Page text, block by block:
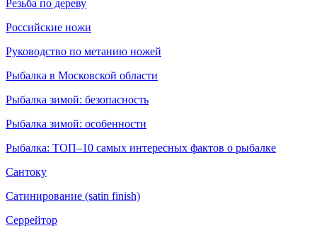
Резьба по дереву
Российские ножи
Руководство по метанию ножей
Рыбалка в Московской области
Рыбалка зимой: безопасность
Рыбалка зимой: особенности
Рыбалка: ТОП–10 самых интересных фактов о рыбалке
Сантоку
Сатинирование (satin finish)
Серрейтор